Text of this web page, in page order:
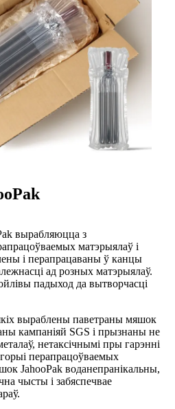
вырабляюцца з
матэрыялаў і
і перапрацаваны ў канцы
ад розных матэрыялаў.
падыход да вытворчасці
выраблены паветраны мяшок
кампаніяй SGS і прызнаны не
нетаксічнымі пры гарэнні
перапрацоўваемых
JahooPak воданепранікальны,
чысты і забяспечвае